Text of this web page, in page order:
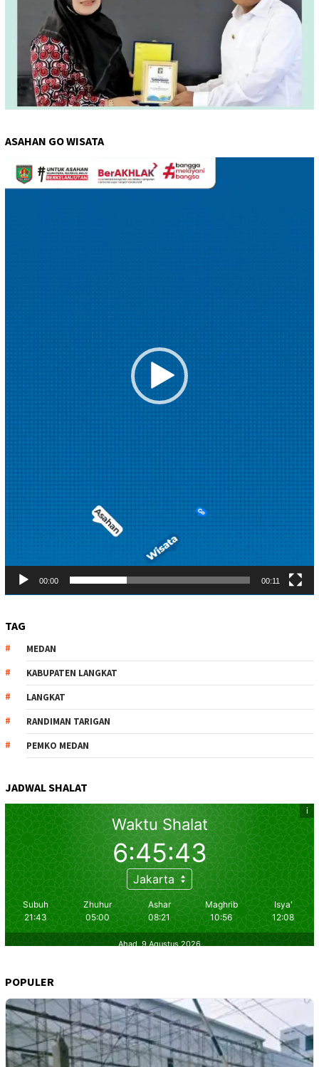
ASAHAN GO WISATA
Pemutar
Video
00:00 00:11
TAG
MEDAN
KABUPATEN LANGKAT
LANGKAT
RANDIMAN TARIGAN
PEMKO MEDAN
JADWAL SHALAT
POPULER